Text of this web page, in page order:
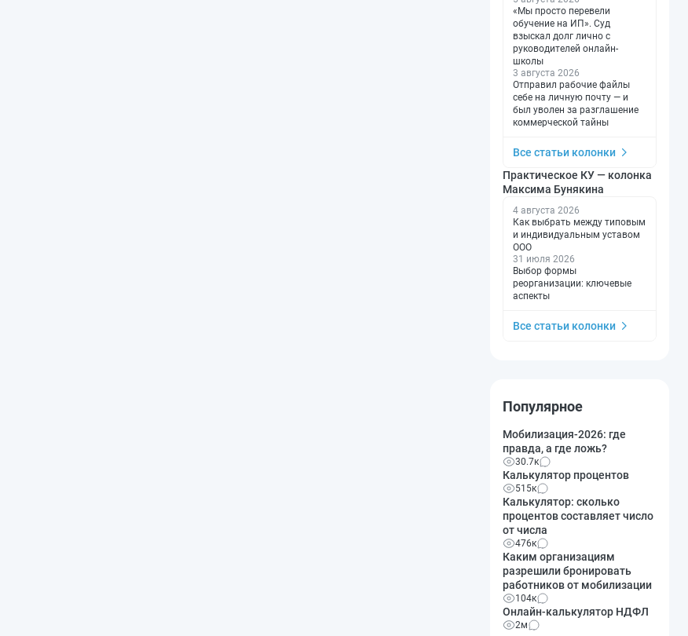
«Мы просто перевели
обучение на ИП». Суд
взыскал долг лично с
руководителей онлайн-
школы
3 августа 2026
Отправил рабочие файлы
себе на личную почту — и
был уволен за разглашение
коммерческой тайны
Все статьи колонки
Практическое КУ — колонка
Максима Бунякина
4 августа 2026
Как выбрать между типовым
и индивидуальным уставом
ООО
31 июля 2026
Выбор формы
реорганизации: ключевые
аспекты
Все статьи колонки
Популярное
Мобилизация-2026: где
правда, а где ложь?
30.7к
Калькулятор процентов
515к
Калькулятор: сколько
процентов составляет число
от числа
476к
Каким организациям
разрешили бронировать
работников от мобилизации
104к
Онлайн-калькулятор НДФЛ
2м